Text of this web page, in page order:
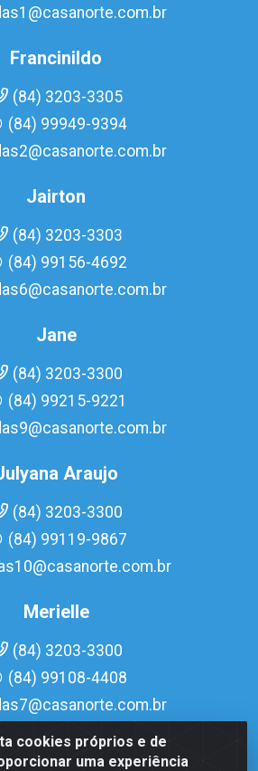
cookies próprios e de
uma experiência
Francinildo
(84) 3203-3305
(84) 99949-9394
Jairton
(84) 3203-3303
(84) 99156-4692
Jane
(84) 3203-3300
(84) 99215-9221
Araujo
(84) 3203-3300
(84) 99119-9867
Merielle
(84) 3203-3300
(84) 99108-4408
Av. Interventor Mário Câmara, 1815 -